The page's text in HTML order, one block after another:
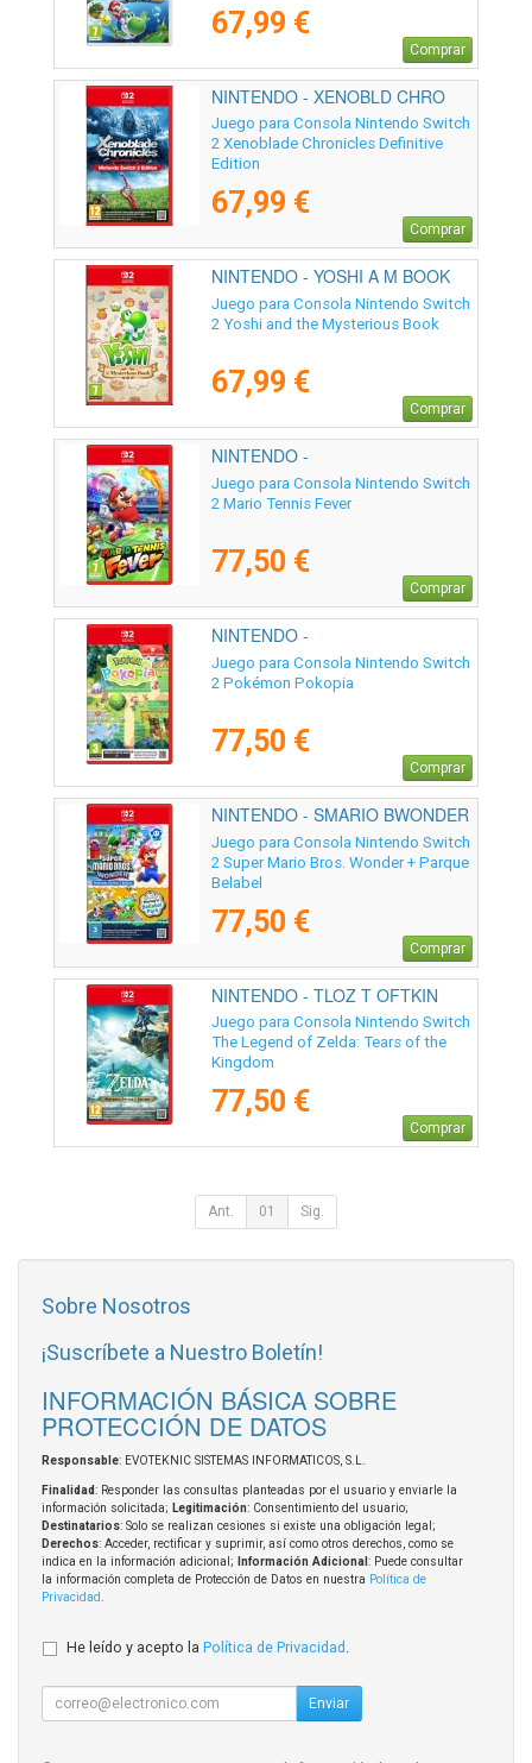
67,99 €
Comprar
NINTENDO - XENOBLD CHRO
DEF
Juego para Consola Nintendo Switch
2 Xenoblade Chronicles Definitive
Edition
67,99 €
Comprar
NINTENDO - YOSHI A M BOOK
Juego para Consola Nintendo Switch
2 Yoshi and the Mysterious Book
67,99 €
Comprar
NINTENDO -
Juego para Consola Nintendo Switch
2 Mario Tennis Fever
77,50 €
Comprar
NINTENDO -
Juego para Consola Nintendo Switch
2 Pokémon Pokopia
77,50 €
Comprar
NINTENDO - SMARIO BWONDER
PAR
Juego para Consola Nintendo Switch
2 Super Mario Bros. Wonder + Parque
Belabel
77,50 €
Comprar
NINTENDO - TLOZ T OFTKIN
NS2E
Juego para Consola Nintendo Switch
The Legend of Zelda: Tears of the
Kingdom
77,50 €
Comprar
Ant. 01 Sig.
Sobre Nosotros
¡Suscríbete a Nuestro Boletín!
INFORMACIÓN BÁSICA SOBRE
PROTECCIÓN DE DATOS
Responsable: EVOTEKNIC SISTEMAS INFORMATICOS, S.L.
Finalidad: Responder las consultas planteadas por el usuario y enviarle la
información solicitada; Legitimación: Consentimiento del usuario;
Destinatarios: Solo se realizan cesiones si existe una obligación legal;
Derechos: Acceder, rectificar y suprimir, así como otros derechos, como se
indica en la información adicional;
Información Adicional : Puede consultar
la información completa de Protección de Datos en nuestra Política de
Privacidad
He leído y acepto la Política de Privacidad
Enviar